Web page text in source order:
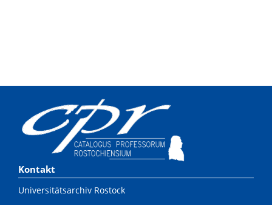
Kontakt
Universitätsarchiv Rostock